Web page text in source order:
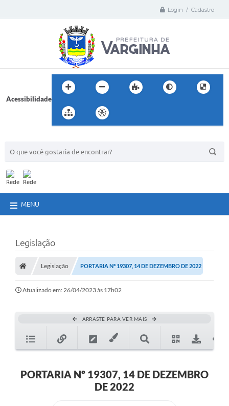
Login / Cadastro
Acessibilidade
MENU
Legislação
Legislação PORTARIA Nº 19307, 14 DE DEZEMBRO DE 2022
Atualizado em: 26/04/2023 às 17h02
ARRASTE PARA VER MAIS
PORTARIA Nº 19307, 14 DE DEZEMBRO
DE 2022